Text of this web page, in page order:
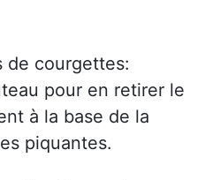
de courgettes:
pour en retirer le
à la base de la
piquantes.